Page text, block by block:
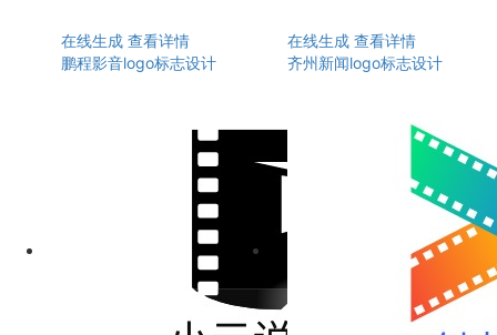
在线生成 查看详情
鹏程影音logo标志设计
在线生成 查看详情
齐州新闻logo标志设计